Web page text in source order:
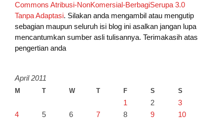
Commons Atribusi-NonKomersial-BerbagiSerupa 3.0
Tanpa Adaptasi. Silakan anda mengambil atau mengutip
sebagian maupun seluruh isi blog ini asalkan jangan lupa
mencantumkan sumber asli tulisannya. Terimakasih atas
pengertian anda
April 2011
M T W T F S S
1 2
3
4
5 6 7 8 9
10